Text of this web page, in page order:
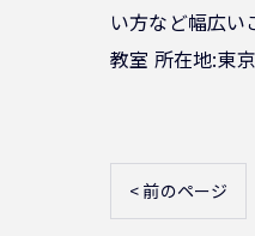
い方など幅広
教室 所在地:東
< 前のページ